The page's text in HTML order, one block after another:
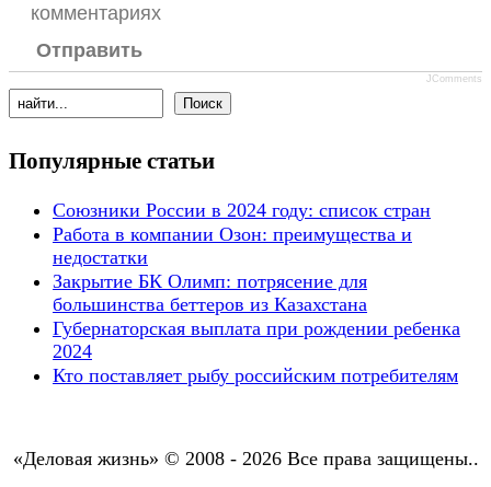
комментариях
Отправить
JComments
Популярные статьи
Союзники России в 2024 году: список стран
Работа в компании Озон: преимущества и
недостатки
Закрытие БК Олимп: потрясение для
большинства беттеров из Казахстана
Губернаторская выплата при рождении ребенка
2024
Кто поставляет рыбу российским потребителям
«Деловая жизнь» © 2008 - 2026 Все права защищены..